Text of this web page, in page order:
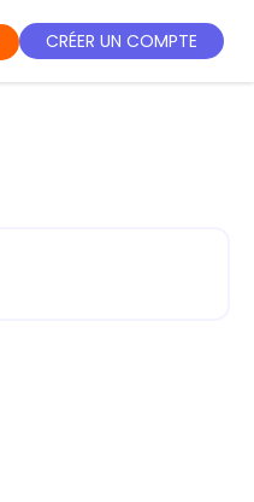
CRÉER UN COMPTE